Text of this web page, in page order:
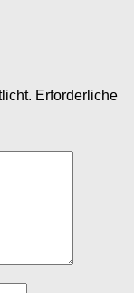
Erforderliche